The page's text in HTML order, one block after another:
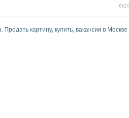
Продать картину, купить, вакансии в Москве